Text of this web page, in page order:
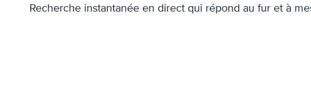
Recherche instantanée en direct qui répond au fur et à